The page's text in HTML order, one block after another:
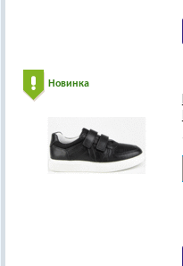
Новинка